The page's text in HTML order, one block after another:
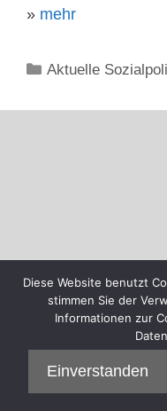
» mehr
Kategorien
Aktuelle
Diese Website benutzt
stimmen Sie der
Informationen zur
Einverstanden